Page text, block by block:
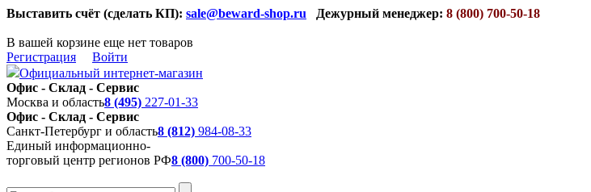
Выставить счёт (сделать КП): sale@beward-shop.ru Дежурный менеджер: 8 (800) 700-50-18
В вашей корзине еще нет товаров
Регистрация
Войти
Официальный интернет-магазин
Офис - Склад - Сервис
Москва и область8 (495) 227-01-33
Офис - Склад - Сервис
Санкт-Петербург и область8 (812) 984-08-33
Единый информационно-
торговый центр регионов РФ8 (800) 700-50-18